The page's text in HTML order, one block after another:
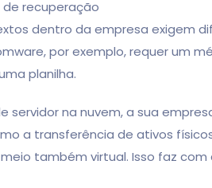
de recuperação
dentro da empresa exigem
por exemplo, requer um
planilha.
servidor na nuvem, a sua
a transferência de ativos
também virtual. Isso faz